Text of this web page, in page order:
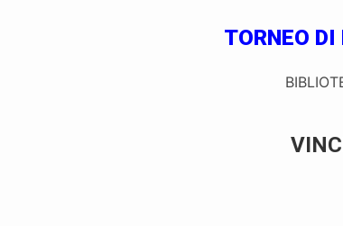
TORNEO